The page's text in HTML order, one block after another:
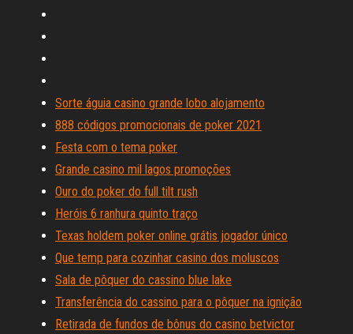
Sorte águia casino grande lobo alojamento
888 códigos promocionais de poker 2021
Festa com o tema poker
Grande casino mil lagos promoções
Ouro do poker do full tilt rush
Heróis 6 ranhura quinto traço
Texas holdem poker online grátis jogador único
Que temp para cozinhar casino dos moluscos
Sala de pôquer do cassino blue lake
Transferência do cassino para o pôquer na ignição
Retirada de fundos de bônus do casino betvictor